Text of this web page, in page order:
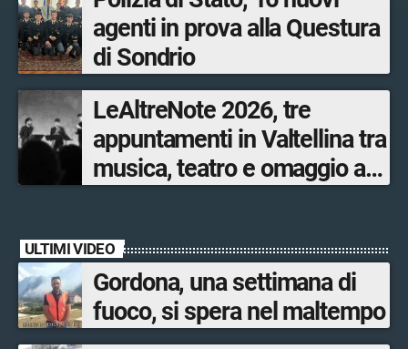
agenti in prova alla Questura
di Sondrio
LeAltreNote 2026, tre
appuntamenti in Valtellina tra
musica, teatro e omaggio a
ULTIMI VIDEO
Gordona, una settimana di
fuoco, si spera nel maltempo